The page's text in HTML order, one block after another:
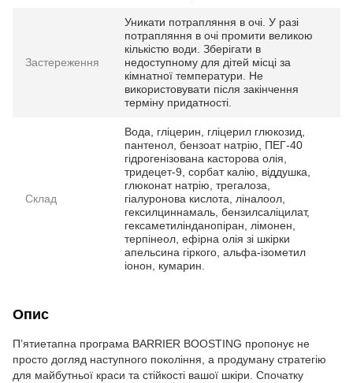
Застереження
Уникати потрапляння в очі. У разі
потрапляння в очі промити великою
кількістю води. Зберігати в
недоступному для дітей місці за
кімнатної температури. Не
використовувати після закінчення
терміну придатності.
Склад
Вода, гліцерин, гліцерил глюкозид,
пантенол, бензоат натрію, ПЕГ-40
гідрогенізована касторова олія,
тридецет-9, сорбат калію, віддушка,
глюконат натрію, трегалоза,
гіалуронова кислота, ліналоол,
гексилциннамаль, бензилсаліцилат,
гексаметилінданопіран, лімонен,
терпінеол, ефірна олія зі шкірки
апельсина гіркого, альфа-ізометил
іонон, кумарин.
Опис
П’ятиетапна програма BARRIER BOOSTING пропонує не
просто догляд наступного покоління, а продуману стратегію
для майбутньої краси та стійкості вашої шкіри. Спочатку